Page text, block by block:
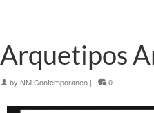
Arquetipos
by NM Contemporaneo | 0